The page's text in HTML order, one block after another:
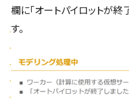
欄に「オートパイロットが
す。